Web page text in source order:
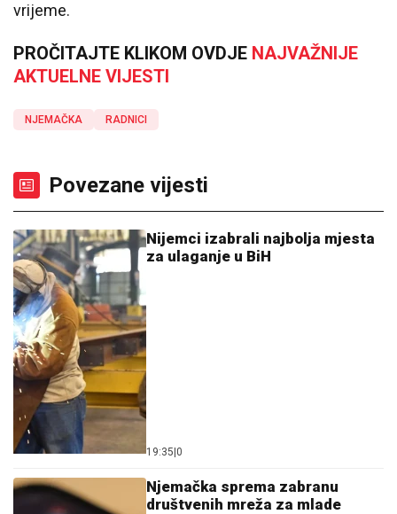
vrijeme.
PROČITAJTE KLIKOM OVDJE NAJVAŽNIJE
AKTUELNE VIJESTI
NJEMAČKA RADNICI
Povezane vijesti
Nijemci izabrali najbolja mjesta
za ulaganje u BiH
19:35 0
Njemačka sprema zabranu
društvenih mreža za mlade